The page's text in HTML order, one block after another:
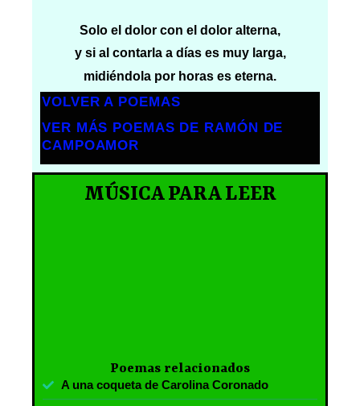
Solo el dolor con el dolor alterna,
y si al contarla a días es muy larga,
midiéndola por horas es eterna.
VOLVER A POEMAS
VER MÁS POEMAS DE RAMÓN DE
CAMPOAMOR
MÚSICA PARA LEER
Poemas relacionados
A una coqueta de Carolina Coronado